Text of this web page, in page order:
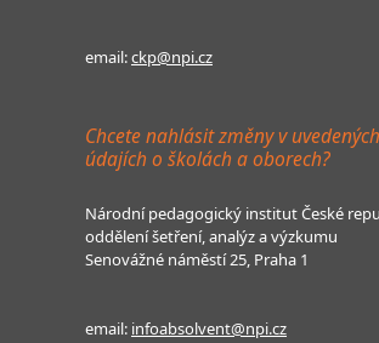
email:ckp@npi.cz
Chcete nahlásit změny v uvedených
údajích o školách a oborech?
Národní pedagogický institut České
oddělení šetření, analýz a výzkumu
Senovážné náměstí 25, Praha 1
email: infoabsolvent@npi.cz